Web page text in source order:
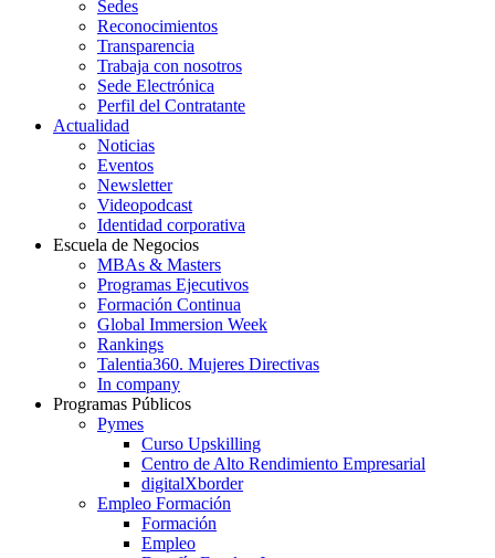
Sedes
Reconocimientos
Transparencia
Trabaja con nosotros
Sede Electrónica
Perfil del Contratante
Actualidad
Noticias
Eventos
Newsletter
Videopodcast
Identidad corporativa
Escuela de Negocios
MBAs & Masters
Programas Ejecutivos
Formación Continua
Global Immersion Week
Rankings
Talentia360. Mujeres Directivas
In company
Programas Públicos
Pymes
Curso Upskilling
Centro de Alto Rendimiento Empresarial
digitalXborder
Empleo Formación
Formación
Empleo